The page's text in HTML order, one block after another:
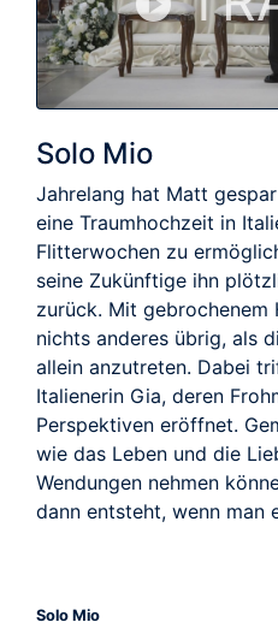
Solo Mio
Jahrelang hat Matt
eine Traumhochzeit in
Flitterwochen zu
seine Zukünftige ihn
zurück. Mit
nichts anderes übrig, als
allein anzutreten. Dabei
Italienerin Gia, deren
Perspektiven eröffnet.
wie das Leben und die
Wendungen nehmen
dann entsteht, wenn man
Solo Mio